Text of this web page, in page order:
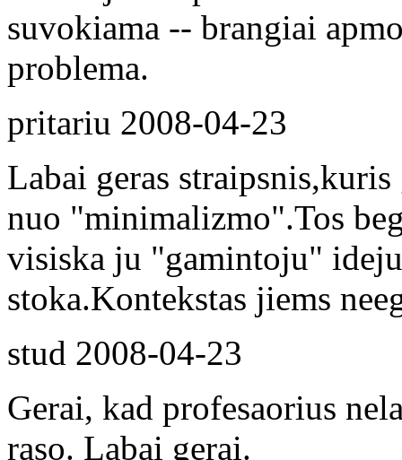
suvokiama -- brangiai
problema.
pritariu 2008-04-23
Labai geras
nuo "minimalizmo".Tos
visiska ju "gamintoju"
stoka.Kontekstas jiems
stud 2008-04-23
Gerai, kad profesaorius
raso. Labai gerai.